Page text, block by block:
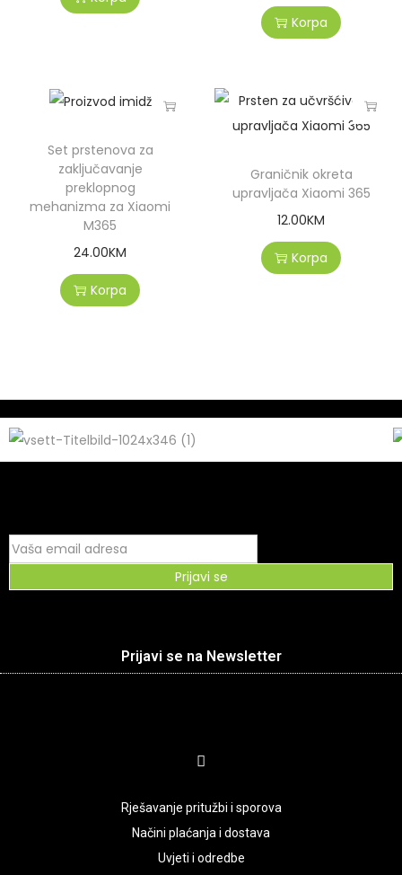
Korpa
Set prstenova za
zaključavanje
preklopnog
mehanizma za Xiaomi
M365
24.00KM
Korpa
Graničnik okreta
upravljača Xiaomi 365
12.00KM
Korpa
Prijavi se
Prijavi se na Newsletter
Rješavanje pritužbi i sporova
Načini plaćanja i dostava
Uvjeti i odredbe